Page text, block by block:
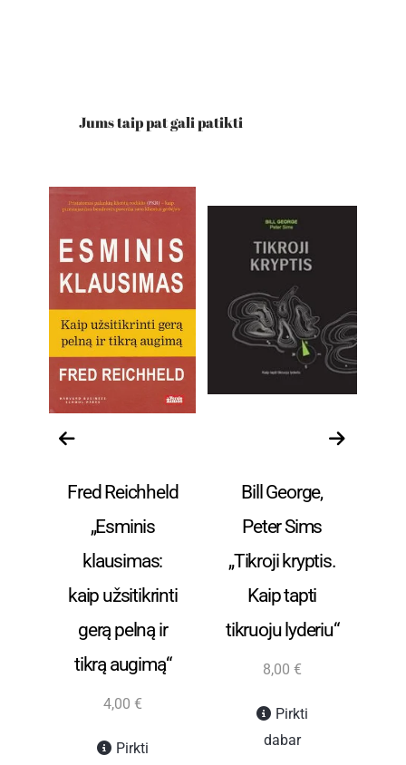
Jums taip pat gali patikti
Verslas, vadyba ir
Fred Reichheld
„Esminis
klausimas:
kaip užsitikrinti
gerą pelną ir
tikrą augimą“
4,00 €
Pirkti
Verslas, vadyba ir
Bill George,
Peter Sims
„Tikroji kryptis.
Kaip tapti
tikruoju lyderiu“
8,00 €
Pirkti
dabar